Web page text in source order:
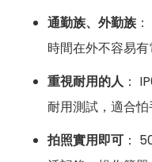
通勤族、外勤族
時間在外不容易有
重視耐用的人：
耐用測試，適合怕
拍照實用即可 ：